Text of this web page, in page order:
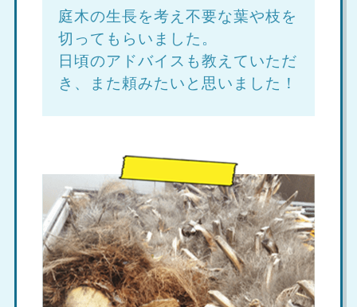
庭木の生長を考え不要な葉や枝を
切ってもらいました。
日頃のアドバイスも教えていただ
き、また頼みたいと思いました！